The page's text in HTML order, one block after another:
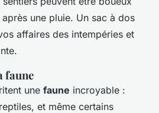
une pluie. Un sac à dos
affaires des intempéries et
faune
une faune incroyable :
et même certains